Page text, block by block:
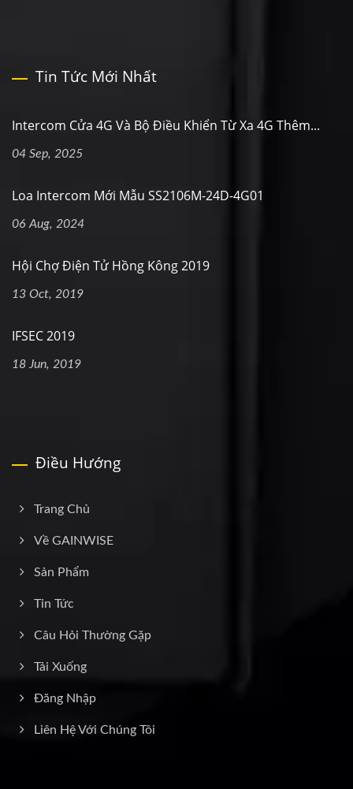
Tin Tức Mới Nhất
Intercom Cửa 4G Và Bộ Điều Khiển Từ Xa 4G Thêm...
04 Sep, 2025
Loa Intercom Mới Mẫu SS2106M-24D-4G01
06 Aug, 2024
Hội Chợ Điện Tử Hồng Kông 2019
13 Oct, 2019
IFSEC 2019
18 Jun, 2019
Điều Hướng
Trang Chủ
Về GAINWISE
Sản Phẩm
Tin Tức
Câu Hỏi Thường Gặp
Tải Xuống
Đăng Nhập
Liên Hệ Với Chúng Tôi